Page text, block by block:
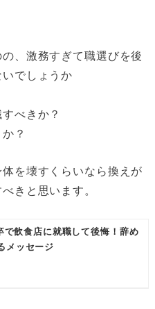
、激務すぎて職選びを後
でしょうか
べきか？
？
を壊すくらいなら換えが
きと思います。
で飲食店に就職して後悔！辞め
メッセージ